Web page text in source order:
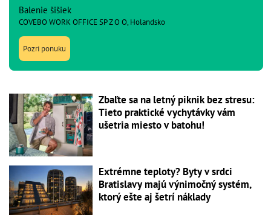
Balenie šišiek
COVEBO WORK OFFICE SP Z O O, Holandsko
Pozri ponuku
Zbaľte sa na letný piknik bez stresu:
Tieto praktické vychytávky vám
ušetria miesto v batohu!
Extrémne teploty? Byty v srdci
Bratislavy majú výnimočný systém,
ktorý ešte aj šetrí náklady